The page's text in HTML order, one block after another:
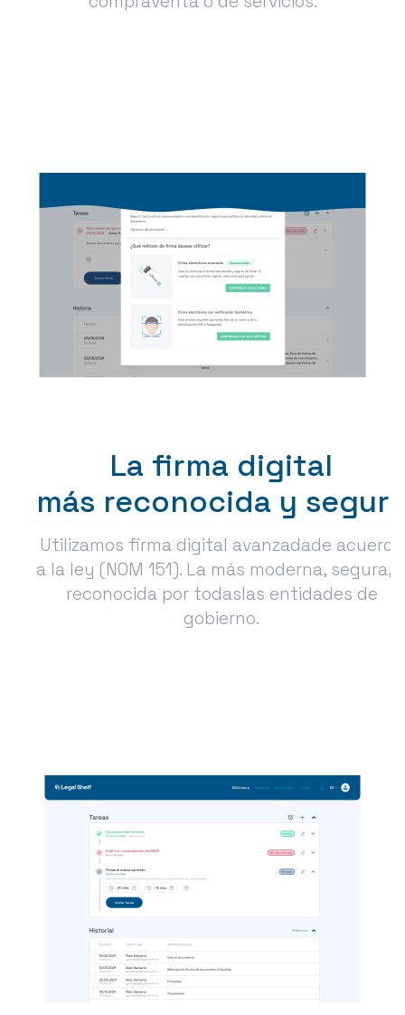
La firma digital
más reconocida y
Utilizamos firma digital avanzadade acuerdo
a la ley (NOM 151). La más moderna, segura,
reconocida por todaslas entidades de
gobierno.